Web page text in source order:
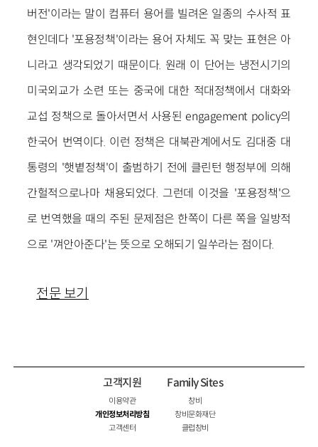
버전'이라는 말이 컴퓨터 용어를 빌려온 일종의 수사적 표
현인데다 '포용정책'이라는 용어 자체도 꼭 맞는 표현은 아
니라고 생각되었기 때문이다. 원래 이 단어는 냉전시기의
미국외교가 소련 또는 중국에 대한 적대정책에서 대화와
교섭 정책으로 돌아서면서 사용된 engagement policy의
한국어 번역이다. 이런 정책은 대북관계에서도 김대중 대
통령의 '햇볕정책'이 출범하기 전에 클린턴 행정부에 의해
간헐적으로나마 채용되었다. 그런데 이것을 '포용정책'으
로 번역했을 때의 주된 문제점은 한쪽이 다른 쪽을 일방적
으로 '껴안아준다'는 뜻으로 오해되기 일쑤라는 점이다.
전문 보기
고객지원
이용약관
개인정보처리방침
고객센터
Family Sites
창비
창비문화재단
클럽창비